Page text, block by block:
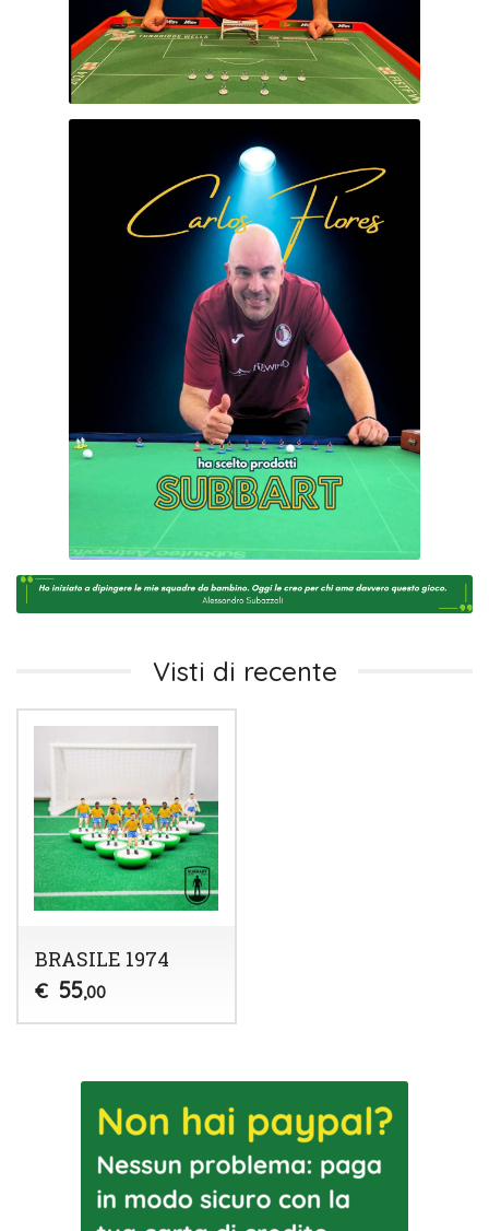
Visti di recente
BRASILE 1974
€ 55,00